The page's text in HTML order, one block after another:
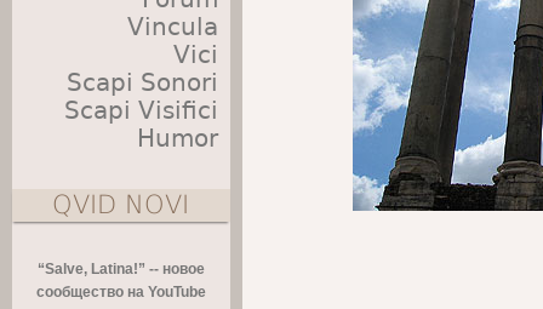
Vincula
Vici
Scapi Sonori
Scapi Visifici
Humor
QVID NOVI
“Salve, Latina!” -- новое
сообщество на YouTube